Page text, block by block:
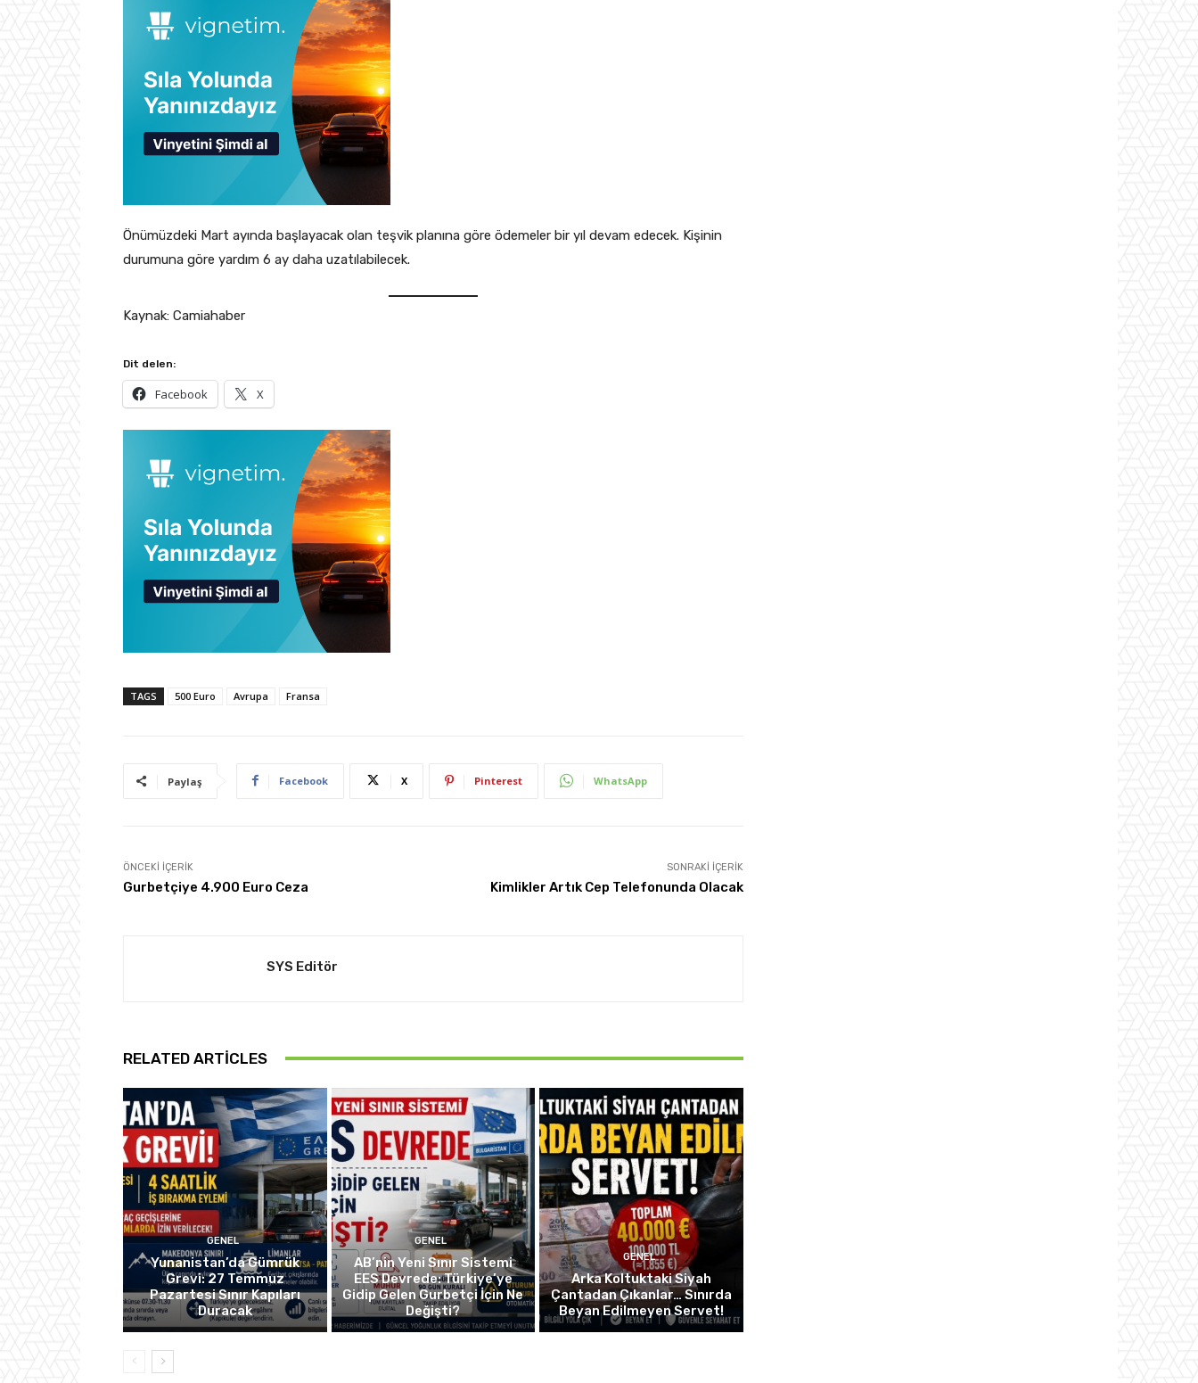
Önümüzdeki Mart ayında başlayacak olan teşvik planına göre ödemeler bir yıl devam edecek. Kişinin
durumuna göre yardım 6 ay daha uzatılabilecek.
Kaynak: Camiahaber
Dit delen:
Facebook X
TAGS 500 Euro Avrupa Fransa
Paylaş Facebook X Pinterest WhatsApp
ÖNCEKI İÇERIK
Gurbetçiye 4.900 Euro Ceza
SONRAKI İÇERIK
Kimlikler Artık Cep Telefonunda Olacak
SYS Editör
RELATED ARTICLES
GENEL
Yunanistan’da Gümrük
Grevi: 27 Temmuz
Pazartesi Sınır Kapıları
Duracak
GENEL
AB’nin Yeni Sınır Sistemi
EES Devrede: Türkiye’ye
Gidip Gelen Gurbetçi İçin Ne
Değişti?
GENEL
Arka Koltuktaki Siyah
Çantadan Çıkanlar… Sınırda
Beyan Edilmeyen Servet!